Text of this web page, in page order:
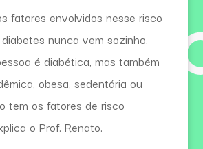
fatores envolvidos nesse risco
nunca vem sozinho.
é diabética, mas também
obesa, sedentária ou
tem os fatores de risco
o Prof. Renato.